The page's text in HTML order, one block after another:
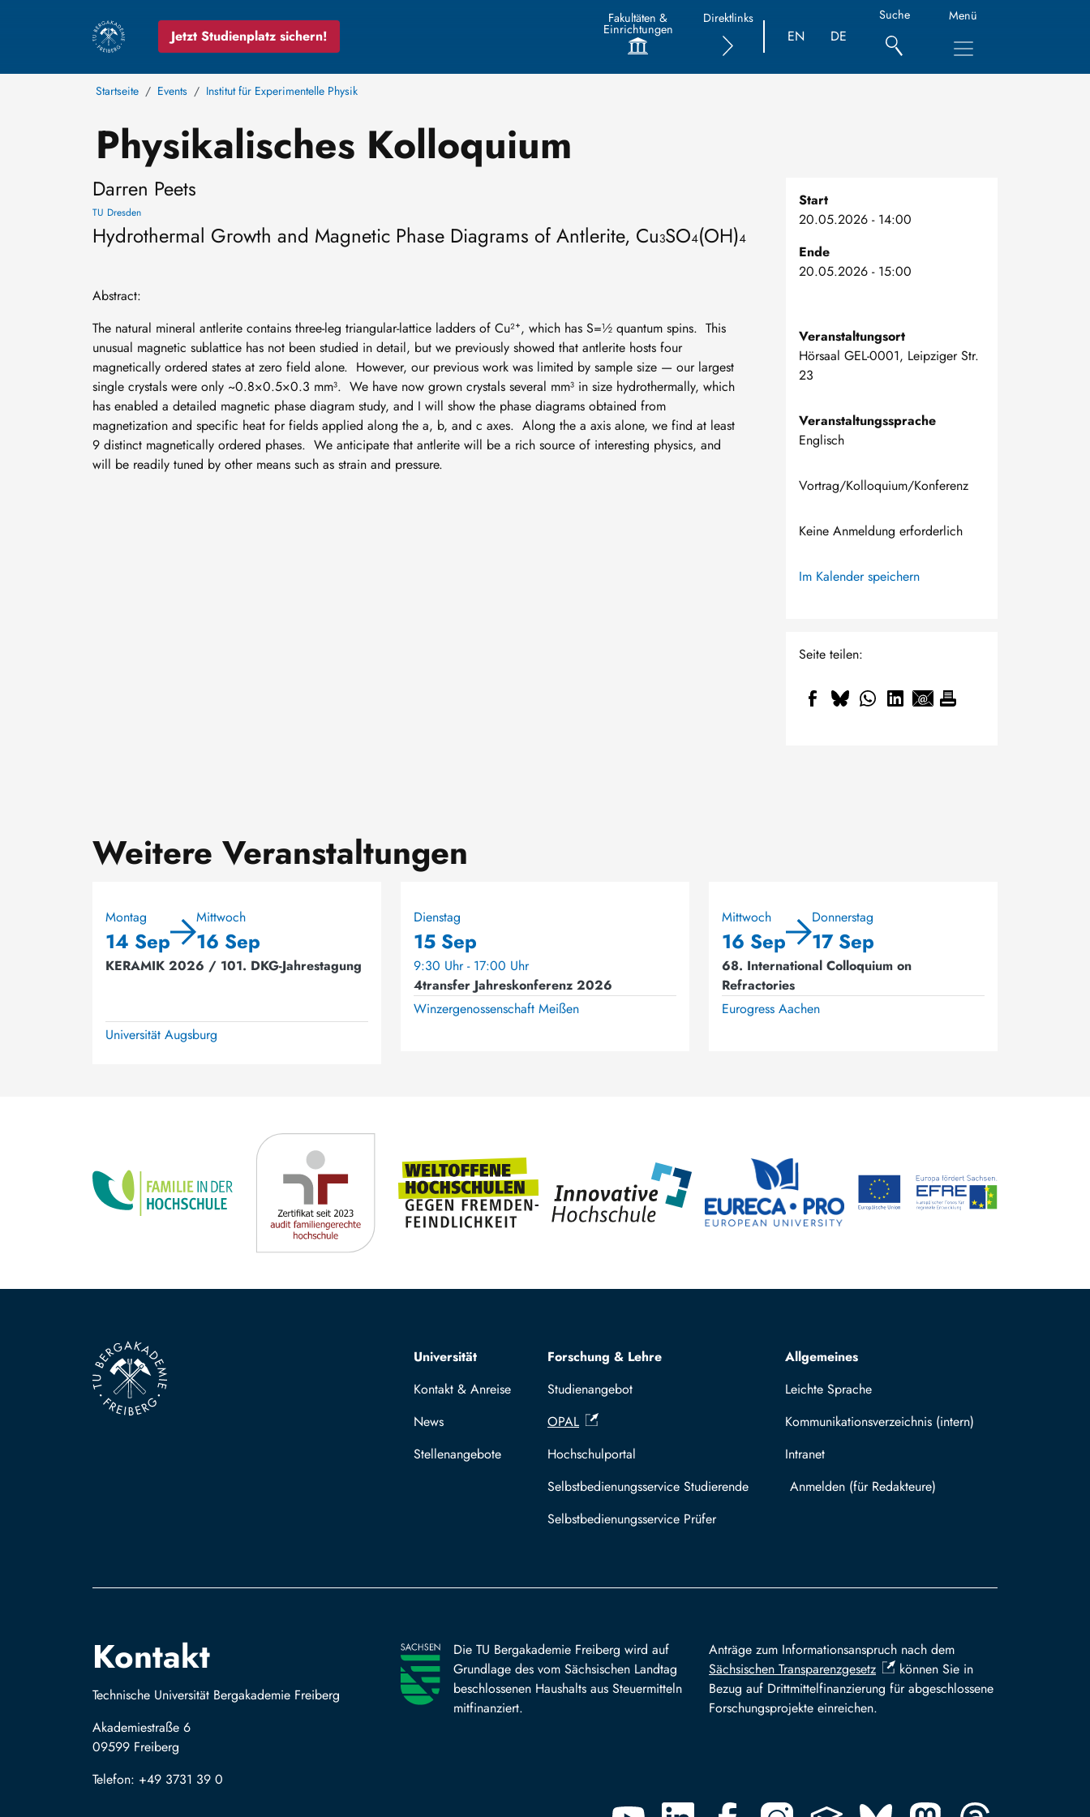
Jetzt Studienplatz sichern!
Fakultäten &
Einrichtungen
Direktlinks
EN DE
Suche Menü
Startseite Events Institut für Experimentelle Physik
Physikalisches Kolloquium
Darren Peets
TU Dresden
Hydrothermal Growth and Magnetic Phase Diagrams of Antlerite, Cu₃SO₄(OH)₄
Abstract:
The natural mineral antlerite contains three-leg triangular-lattice ladders of Cu²⁺, which has S=½ quantum spins. This
unusual magnetic sublattice has not been studied in detail, but we previously showed that antlerite hosts four
magnetically ordered states at zero field alone. However, our previous work was limited by sample size — our largest
single crystals were only ~0.8×0.5×0.3 mm³. We have now grown crystals several mm³ in size hydrothermally, which
has enabled a detailed magnetic phase diagram study, and I will show the phase diagrams obtained from
magnetization and specific heat for fields applied along the a, b, and c axes. Along the a axis alone, we find at least
9 distinct magnetically ordered phases. We anticipate that antlerite will be a rich source of interesting physics, and
will be readily tuned by other means such as strain and pressure.
Start
20.05.2026 - 14:00
Ende
20.05.2026 - 15:00
Veranstaltungsort
Hörsaal GEL-0001, Leipziger Str.
23
Veranstaltungssprache
Englisch
Vortrag/Kolloquium/Konferenz
Keine Anmeldung erforderlich
Im Kalender speichern
Seite teilen:
Weitere Veranstaltungen
Montag
14 Sep
Mittwoch
16 Sep
KERAMIK 2026 / 101. DKG-Jahrestagung
Universität Augsburg
Dienstag
15 Sep
9:30 Uhr - 17:00 Uhr
4transfer Jahreskonferenz 2026
Winzergenossenschaft Meißen
Mittwoch
16 Sep
Donnerstag
17 Sep
68. International Colloquium on
Refractories
Eurogress Aachen
Top navigation
Universität
Kontakt & Anreise
News
Stellenangebote
Forschung & Lehre
Studienangebot
OPAL
Hochschulportal
Selbstbedienungsservice Studierende
Selbstbedienungsservice Prüfer
Allgemeines
Leichte Sprache
Kommunikationsverzeichnis (intern)
Intranet
Mit TUBAF Login anmelden
Kontakt
Technische Universität Bergakademie Freiberg
Akademiestraße 6
09599 Freiberg
Telefon: +49 3731 39 0
Die TU Bergakademie Freiberg wird auf
Grundlage des vom Sächsischen Landtag
beschlossenen Haushalts aus Steuermitteln
mitfinanziert.
Anträge zum Informationsanspruch nach dem
Sächsischen Transparenzgesetz
können Sie in
Bezug auf Drittmittelfinanzierung für abgeschlossene
Forschungsprojekte einreichen.